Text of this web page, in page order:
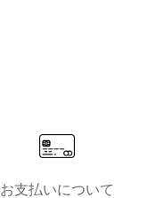
お支払いについて